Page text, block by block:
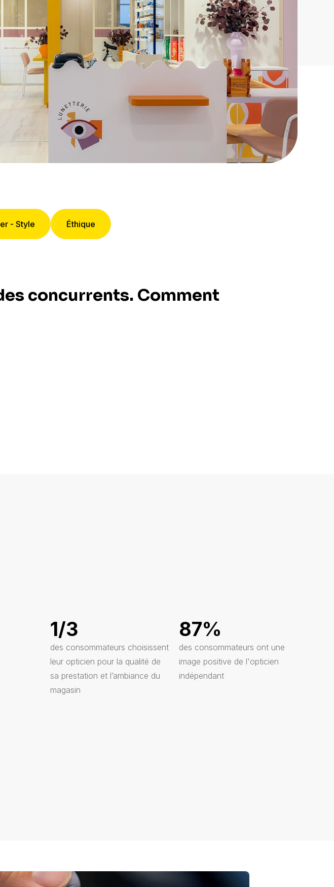
SociaLUZ : gestion réseaux sociaux
Zonalyz : étude géomarketing
CultureLUZ : formations opticien
indépendant
- Style Éthique
concurrents. Comment
1/3
des consommateurs choisissent
leur opticien pour la qualité de
sa prestation et l’ambiance du
magasin
87%
des consommateurs ont une
image positive de l'opticien
indépendant